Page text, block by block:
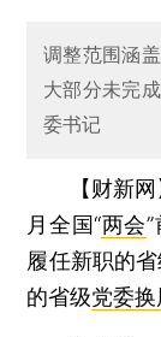
调整范围涵
大部分未完
委书记
【财新
月全国“两会
履任新职的
的省级党委